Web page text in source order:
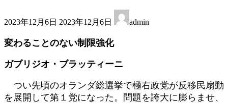
2023年12月6日 終
新
時
2023年12月6日 admin
変わることのない制限強化
ガブリジオ・ブラッティーニ
つい先頃のオランダ総選挙で極右政党が反移民扇動
を展開して第１党になった。問題を誇大に膨らませ、